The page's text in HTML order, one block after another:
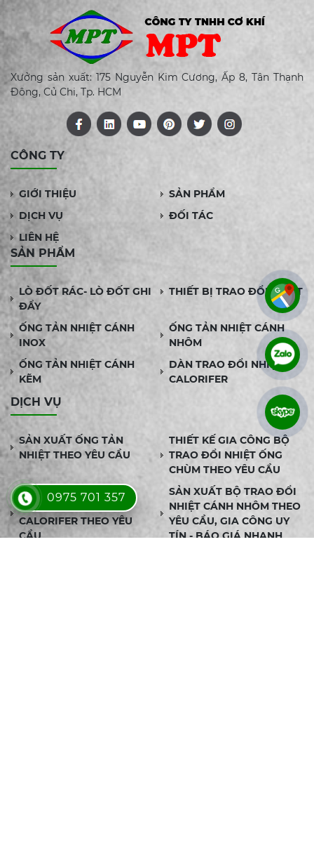
Xưởng sản xuất: 175 Nguyễn Kim Cương, Ấp 8, Tân Thạnh
Đông, Củ Chi, Tp. HCM
CÔNG TY
GIỚI THIỆU
SẢN PHẨM
DỊCH VỤ
ĐỐI TÁC
LIÊN HỆ
SẢN PHẨM
LÒ ĐỐT RÁC- LÒ ĐỐT GHI
ĐẨY
THIẾT BỊ TRAO ĐỔI NHIỆT
ỐNG TẢN NHIỆT CÁNH
INOX
ỐNG TẢN NHIỆT CÁNH
NHÔM
ỐNG TẢN NHIỆT CÁNH
KẼM
DÀN TRAO ĐỔI NHIỆT
CALORIFER
DỊCH VỤ
SẢN XUẤT ỐNG TẢN
NHIỆT THEO YÊU CẦU
THIẾT KẾ GIA CÔNG BỘ
TRAO ĐỔI NHIỆT ỐNG
CHÙM THEO YÊU CẦU
ĐƠN VỊ CHẾ TẠO BỘ
TRAO ĐỔI NHIỆT
CALORIFER THEO YÊU
CẦU
SẢN XUẤT BỘ TRAO ĐỔI
NHIỆT CÁNH NHÔM THEO
YÊU CẦU, GIA CÔNG UY
TÍN - BÁO GIÁ NHANH
0975 701 357